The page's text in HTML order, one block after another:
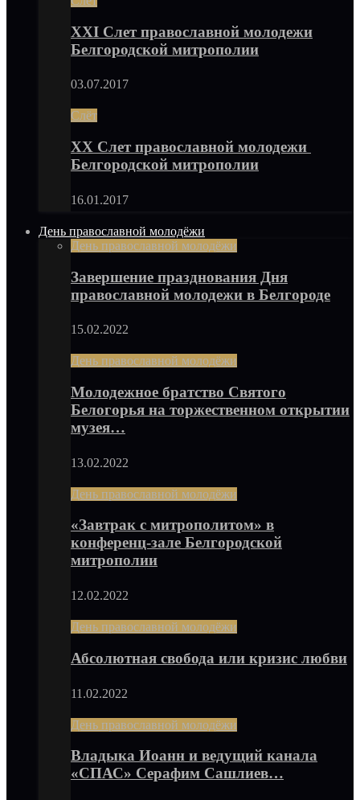
XXI Слет православной молодежи
Белгородской митрополии
03.07.2017
Слёт
XX Слет православной молодежи
Белгородской митрополии
16.01.2017
День православной молодёжи
День православной молодёжи
Завершение празднования Дня
православной молодежи в Белгороде
15.02.2022
День православной молодёжи
Молодежное братство Святого
Белогорья на торжественном открытии
музея…
13.02.2022
День православной молодёжи
«Завтрак с митрополитом» в
конференц-зале Белгородской
митрополии
12.02.2022
День православной молодёжи
Абсолютная свобода или кризис любви
11.02.2022
День православной молодёжи
Владыка Иоанн и ведущий канала
«СПАС» Серафим Сашлиев…